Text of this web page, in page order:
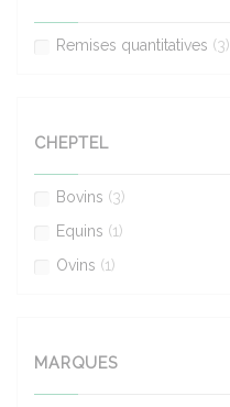
Remises quantitatives (3)
CHEPTEL
Bovins (3)
Equins (1)
Ovins (1)
MARQUES